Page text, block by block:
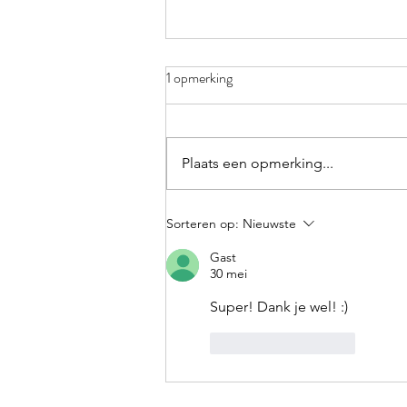
Spel: voltooid deelwoord: -t, -d
1 opmerking
Plaats een opmerking...
Sorteren op: Nieuwste
Gast
30 mei
Super! Dank je wel! :)